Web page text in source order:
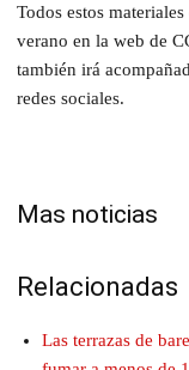
Todos estos
verano en la web de
también irá
redes sociales.
Mas noticias
Relacionadas
Las terrazas de